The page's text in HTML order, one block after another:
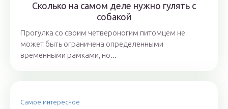
Сколько на самом деле нужно гулять с
собакой
Прогулка со своим четвероногим питомцем не
может быть ограничена определенными
временными рамками, но...
Самое интересное